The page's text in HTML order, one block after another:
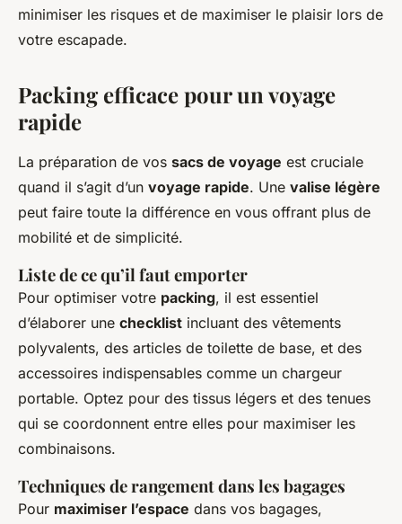
minimiser les risques et de maximiser le plaisir lors de
votre escapade.
Packing efficace pour un voyage
rapide
La préparation de vos sacs de voyage est cruciale
quand il s’agit d’un voyage rapide. Une valise légère
peut faire toute la différence en vous offrant plus de
mobilité et de simplicité.
Liste de ce qu’il faut emporter
Pour optimiser votre packing, il est essentiel
d’élaborer une checklist incluant des vêtements
polyvalents, des articles de toilette de base, et des
accessoires indispensables comme un chargeur
portable. Optez pour des tissus légers et des tenues
qui se coordonnent entre elles pour maximiser les
combinaisons.
Techniques de rangement dans les bagages
Pour maximiser l’espace dans vos bagages,